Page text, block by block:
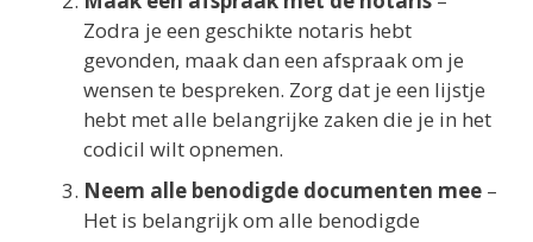
Zodra je een geschikte notaris hebt
gevonden, maak dan een afspraak om je
wensen te bespreken. Zorg dat je een lijstje
hebt met alle belangrijke zaken die je in het
codicil wilt opnemen.
Neem alle benodigde documenten mee –
Het is belangrijk om alle benodigde